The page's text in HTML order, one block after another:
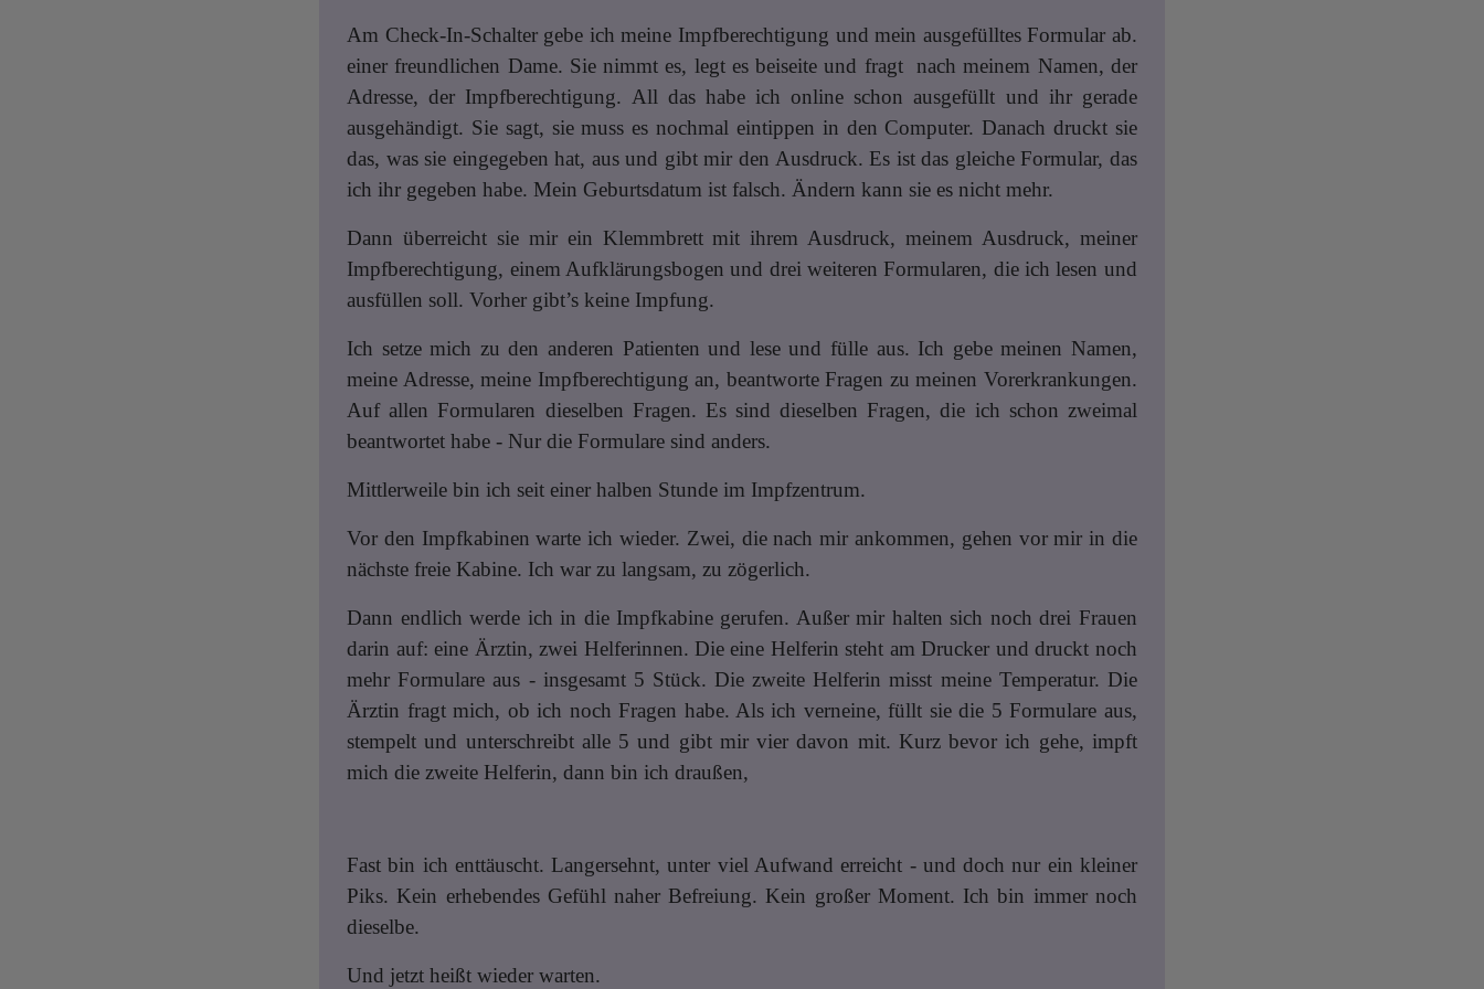
Am Check-In-Schalter gebe ich meine Impfberechtigung und mein ausgefülltes Formular ab.
einer freundlichen Dame. Sie nimmt es, legt es beiseite und fragt nach meinem Namen, der
Adresse, der Impfberechtigung. All das habe ich online schon ausgefüllt und ihr gerade
ausgehändigt. Sie sagt, sie muss es nochmal eintippen in den Computer. Danach druckt sie
das, was sie eingegeben hat, aus und gibt mir den Ausdruck. Es ist das gleiche Formular, das
ich ihr gegeben habe. Mein Geburtsdatum ist falsch. Ändern kann sie es nicht mehr.
Dann überreicht sie mir ein Klemmbrett mit ihrem Ausdruck, meinem Ausdruck, meiner
Impfberechtigung, einem Aufklärungsbogen und drei weiteren Formularen, die ich lesen und
ausfüllen soll. Vorher gibt’s keine Impfung.
Ich setze mich zu den anderen Patienten und lese und fülle aus. Ich gebe meinen Namen,
meine Adresse, meine Impfberechtigung an, beantworte Fragen zu meinen Vorerkrankungen.
Auf allen Formularen dieselben Fragen. Es sind dieselben Fragen, die ich schon zweimal
beantwortet habe - Nur die Formulare sind anders.
Mittlerweile bin ich seit einer halben Stunde im Impfzentrum.
Vor den Impfkabinen warte ich wieder. Zwei, die nach mir ankommen, gehen vor mir in die
nächste freie Kabine. Ich war zu langsam, zu zögerlich.
Dann endlich werde ich in die Impfkabine gerufen. Außer mir halten sich noch drei Frauen
darin auf: eine Ärztin, zwei Helferinnen. Die eine Helferin steht am Drucker und druckt noch
mehr Formulare aus - insgesamt 5 Stück. Die zweite Helferin misst meine Temperatur. Die
Ärztin fragt mich, ob ich noch Fragen habe. Als ich verneine, füllt sie die 5 Formulare aus,
stempelt und unterschreibt alle 5 und gibt mir vier davon mit. Kurz bevor ich gehe, impft
mich die zweite Helferin, dann bin ich draußen,
Fast bin ich enttäuscht. Langersehnt, unter viel Aufwand erreicht - und doch nur ein kleiner
Piks. Kein erhebendes Gefühl naher Befreiung. Kein großer Moment. Ich bin immer noch
dieselbe.
Und jetzt heißt wieder warten.